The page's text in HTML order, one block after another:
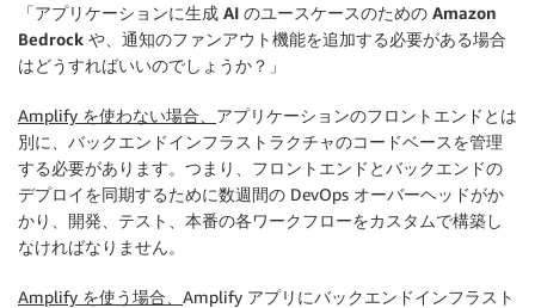
「アプリケーションに生成 AI のユースケースのための Amazon
Bedrock や、通知のファンアウト機能を追加する必要がある場合
はどうすればいいのでしょうか？」
Amplify を使わない場合、 アプリケーションのフロントエンドとは
別に、バックエンドインフラストラクチャのコードベースを管理
する必要があります。つまり、フロントエンドとバックエンドの
デプロイを同期するために数週間の DevOps オーバーヘッドがか
かり、開発、テスト、本番の各ワークフローをカスタムで構築し
なければなりません。
Amplify を使う場合、 Amplify アプリにバックエンドインフラスト